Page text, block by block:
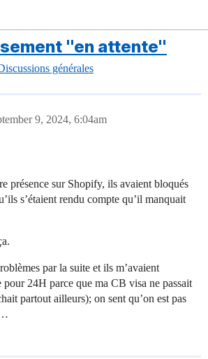
"en attente"
générales
9, 2024, 6:04am
présence sur Shopify, ils avaient bloqués
s’étaient rendu compte qu’il manquait
par la suite et ils m’avaient
pour 24H parce que ma CB visa ne passait
partout ailleurs); on sent qu’on est pas